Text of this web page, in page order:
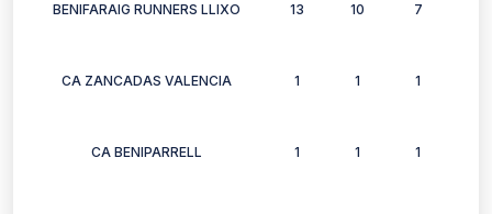
BENIFARAIG RUNNERS LLIXO 13 10 7
CA ZANCADAS VALENCIA 1 1 1
CA BENIPARRELL 1 1 1